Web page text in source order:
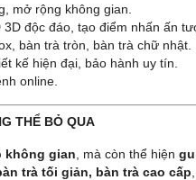
mở rộng không gian.
độc đáo, tạo điểm nhấn ấn
bàn trà tròn, bàn trà chữ nhật.
kế hiện đại, bảo hành uy tín.
online.
THỂ BỎ QUA
không gian , mà còn thể hiện
trà tối giản, bàn trà cao cấp